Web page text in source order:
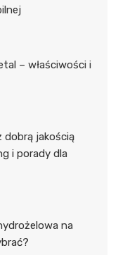
– właściwości i
dobrą jakością
i porady dla
na